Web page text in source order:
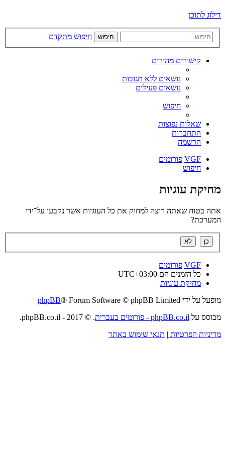
דילוג לתוכן
חיפוש חיפוש מתקדם
קישורים מהירים
נושאים ללא תגובות
נושאים פעילים
חיפוש
שאלות נפוצות
התחברות
הרשמה
VGF פורומים
חיפוש
מחיקת עוגיות
אתה בטוח שאתה רוצה למחוק את כל העוגיות אשר נקבעו על־ידי
המערכת?
VGF פורומים
כל הזמנים הם UTC+03:00
מחיקת עוגיות
מופעל על ידי
phpBB® Forum Software © phpBB Limited
מבוסס על phpBB.co.il - פורומים בעברית
. © 2017 - phpBB.co.il.
מדיניות הפרטיות | תנאי שימוש באתר